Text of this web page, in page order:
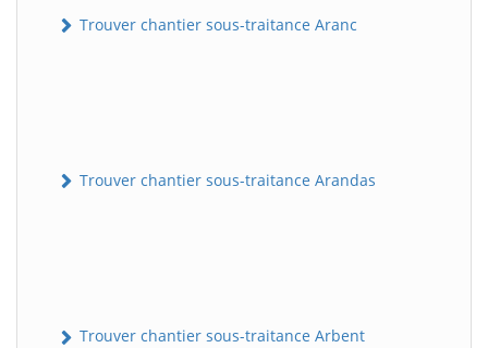
Trouver chantier sous-traitance Aranc
Trouver chantier sous-traitance Arandas
Trouver chantier sous-traitance Arbent